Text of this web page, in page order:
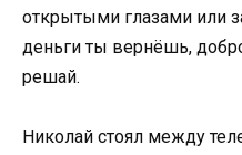
открытыми глазами или
деньги ты вернёшь,
решай.
Николай стоял между